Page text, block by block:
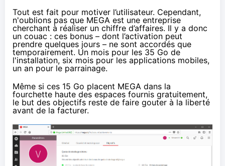
Tout est fait pour motiver l’utilisateur. Cependant,
n'oublions pas que MEGA est une entreprise
cherchant à réaliser un chiffre d’affaires. Il y a donc
un couac : ces bonus – dont l’activation peut
prendre quelques jours – ne sont accordés que
temporairement. Un mois pour les 35 Go de
l'installation, six mois pour les applications mobiles,
un an pour le parrainage.
Même si ces 15 Go placent MEGA dans la
fourchette haute des espaces fournis gratuitement,
le but des objectifs reste de faire gouter à la liberté
avant de la facturer.